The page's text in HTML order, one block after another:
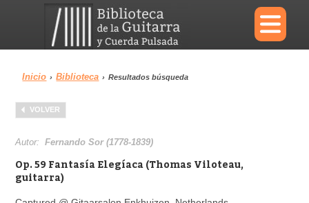
×
Menu
Biblioteca
Inicio › Biblioteca › Resultados búsqueda
VOLVER
Autor:Fernando Sor (1778-1839)
Op. 59 Fantasía Elegíaca (Thomas Viloteau,
guitarra)